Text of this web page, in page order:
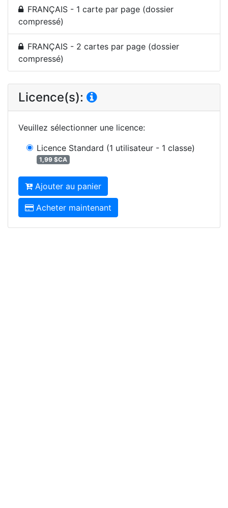
FRANÇAIS - 1 carte par page (dossier
compressé)
FRANÇAIS - 2 cartes par page (dossier
compressé)
Licence(s):
Veuillez sélectionner une licence:
Licence Standard (1 utilisateur - 1 classe)
1,99 $CA
Ajouter au panier
Acheter maintenant